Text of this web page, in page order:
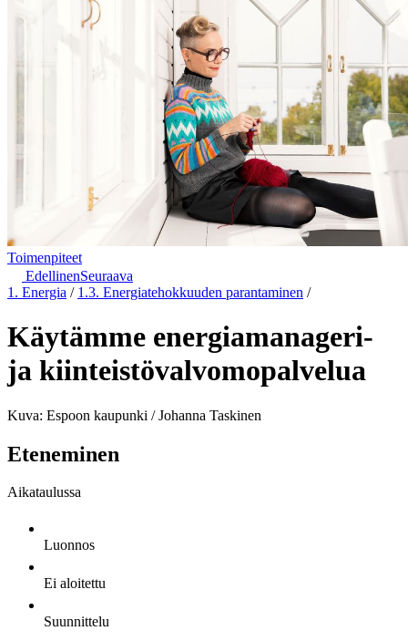
Toimenpiteet
EdellinenSeuraava
1. Energia / 1.3. Energiatehokkuuden parantaminen /
Käytämme energiamanageri-
ja kiinteistövalvomopalvelua
Kuva: Espoon kaupunki / Johanna Taskinen
Eteneminen
Aikataulussa
Luonnos
Ei aloitettu
Suunnittelu